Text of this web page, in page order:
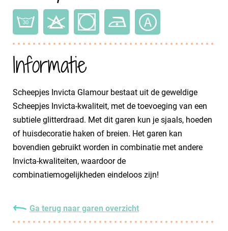
Informatie
Scheepjes Invicta Glamour bestaat uit de geweldige
Scheepjes Invicta-kwaliteit, met de toevoeging van een
subtiele glitterdraad. Met dit garen kun je sjaals, hoeden
of huisdecoratie haken of breien. Het garen kan
bovendien gebruikt worden in combinatie met andere
Invicta-kwaliteiten, waardoor de
combinatiemogelijkheden eindeloos zijn!
Ga terug naar garen overzicht